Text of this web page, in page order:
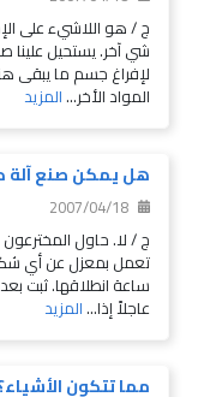
ج / هو اللاشيء على
شي آخر. يستحيل
لإفراغ جسم ما يبقى
المواد الأخر...المزيد
هل يمكن صنع آلة
2007/04/18
ج / لا. حاول المخترعون
تعمل بمعزل عن أي
ساعة انطلاقها. ثبت
عاجلاً إذا...المزيد
مما تتكون